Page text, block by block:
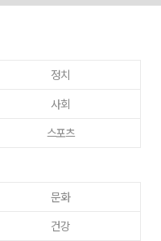
정치
사회
스포츠
문화
건강